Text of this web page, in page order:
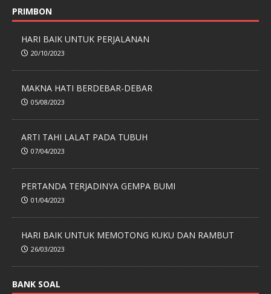
PRIMBON
HARI BAIK UNTUK PERJALANAN
20/10/2023
MAKNA HATI BERDEBAR-DEBAR
05/08/2023
ARTI TAHI LALAT PADA TUBUH
07/04/2023
PERTANDA TERJADINYA GEMPA BUMI
01/04/2023
HARI BAIK UNTUK MEMOTONG KUKU DAN RAMBUT
26/03/2023
BANK SOAL